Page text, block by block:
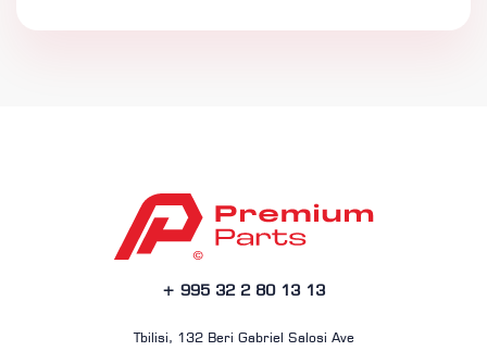
+ 995 32 2 80 13 13
Tbilisi, 132 Beri Gabriel Salosi Ave